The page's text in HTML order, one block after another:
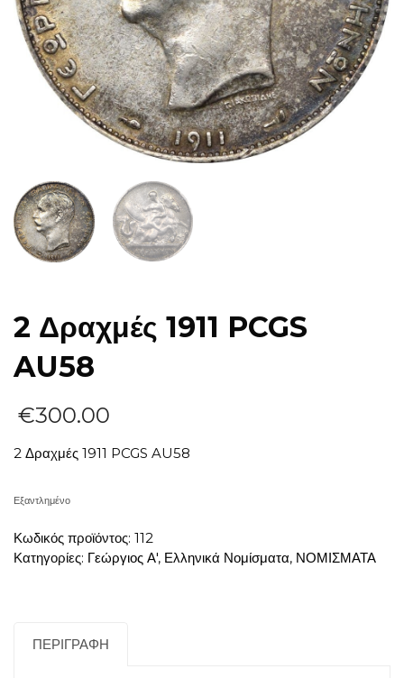
2 Δραχμές 1911 PCGS
AU58
€300.00
2 Δραχμές 1911 PCGS AU58
Εξαντλημένο
Κωδικός προϊόντος: 112
Κατηγορίες: Γεώργιος Α', Ελληνικά Νομίσματα, ΝΟΜΙΣΜΑΤΑ
ΠΕΡΙΓΡΑΦΉ